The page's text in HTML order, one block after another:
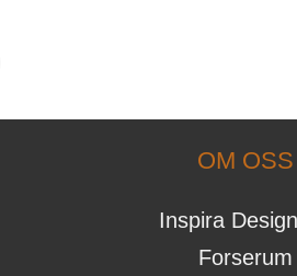
OM OSS
Inspira
Forserum